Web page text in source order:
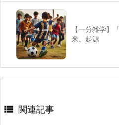
【一分雑学】
来、起源
 関連記事